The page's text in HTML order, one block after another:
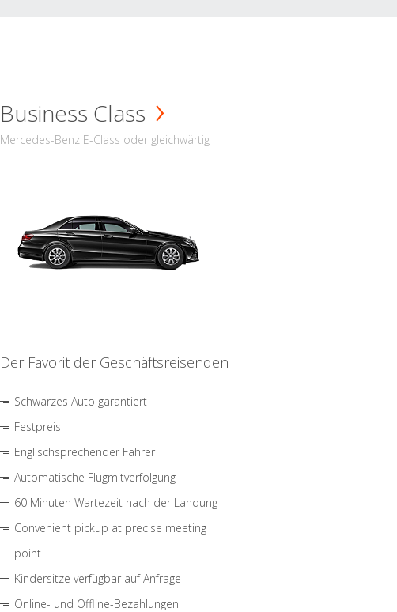
Business Class
Mercedes-Benz E-Class oder gleichwärtig
Der Favorit der Geschäftsreisenden
Schwarzes Auto garantiert
Festpreis
Englischsprechender Fahrer
Automatische Flugmitverfolgung
60 Minuten Wartezeit nach der Landung
Convenient pickup at precise meeting
point
Kindersitze verfügbar auf Anfrage
Online- und Offline-Bezahlungen